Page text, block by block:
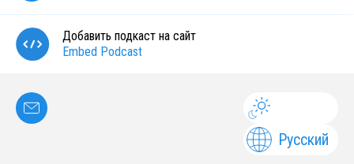
Добавить подкаст на сайт
Embed Podcast
Русский